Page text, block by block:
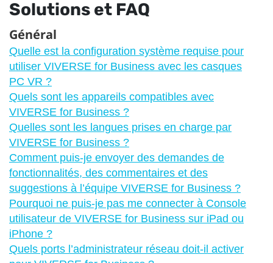
Solutions et FAQ
Général
Quelle est la configuration système requise pour
utiliser VIVERSE for Business avec les casques
PC VR ?
Quels sont les appareils compatibles avec
VIVERSE for Business ?
Quelles sont les langues prises en charge par
VIVERSE for Business ?
Comment puis-je envoyer des demandes de
fonctionnalités, des commentaires et des
suggestions à l’équipe VIVERSE for Business ?
Pourquoi ne puis-je pas me connecter à Console
utilisateur de VIVERSE for Business sur iPad ou
iPhone ?
Quels ports l’administrateur réseau doit-il activer